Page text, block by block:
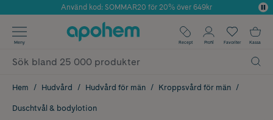
Årets Butik 2025 inom Skönhet
Använd kod: SOMMAR20 för 20% över 649kr
✓ Fri frakt
✓ Poäng på alla köp*
Meny Recept Profil Favoriter Kassa
Hem Hudvård Hudvård för män Kroppsvård för män
Duschtvål & bodylotion